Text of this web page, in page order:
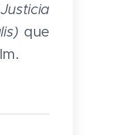
Justicia
que